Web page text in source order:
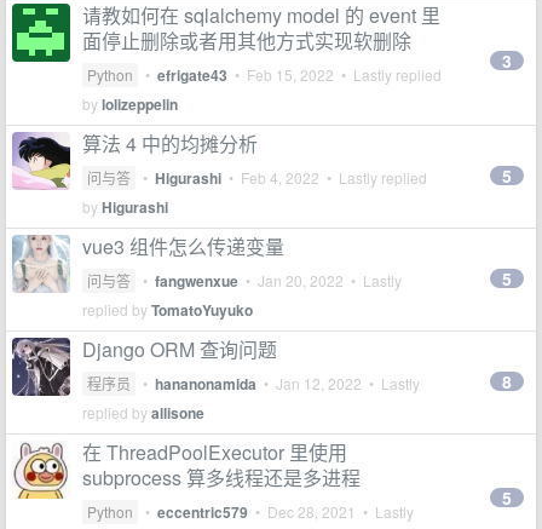
请教如何在 sqlalchemy model 的 event 里
面停止删除或者用其他方式实现软删除
Python • efrigate43 • Feb 15, 2022 • Lastly replied
bylolizeppelin
3
算法 4 中的均摊分析
问与答 • Higurashi • Feb 4, 2022 • Lastly replied
byHigurashi
5
vue3 组件怎么传递变量
问与答 • fangwenxue • Jan 20, 2022 • Lastly
replied byTomatoYuyuko
5
Django ORM 查询问题
程序员 • hananonamida • Jan 12, 2022 • Lastly
replied byallisone
8
在 ThreadPoolExecutor 里使用
subprocess 算多线程还是多进程
Python • eccentric579 • Dec 28, 2021 • Lastly
5